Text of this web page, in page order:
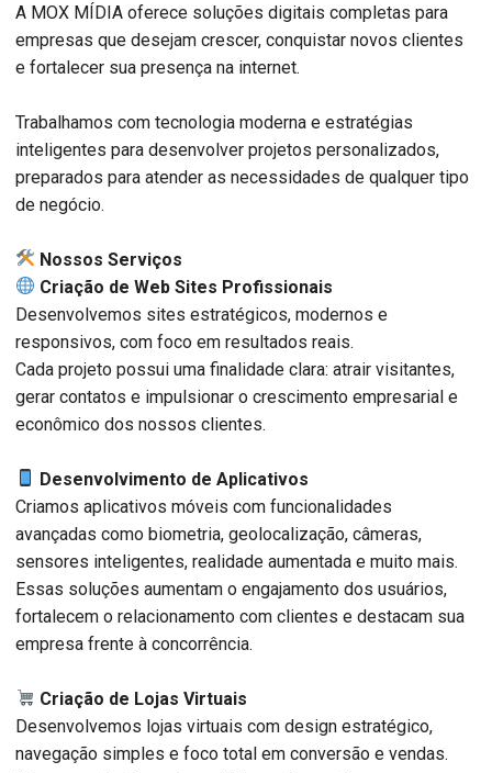
A MOX MÍDIA oferece soluções digitais completas para
empresas que desejam crescer, conquistar novos clientes
e fortalecer sua presença na internet.
Trabalhamos com tecnologia moderna e estratégias
inteligentes para desenvolver projetos personalizados,
preparados para atender as necessidades de qualquer tipo
de negócio.
️ Nossos Serviços
Criação de Web Sites Profissionais
Desenvolvemos sites estratégicos, modernos e
responsivos, com foco em resultados reais.
Cada projeto possui uma finalidade clara: atrair visitantes,
gerar contatos e impulsionar o crescimento empresarial e
econômico dos nossos clientes.
Desenvolvimento de Aplicativos
Criamos aplicativos móveis com funcionalidades
avançadas como biometria, geolocalização, câmeras,
sensores inteligentes, realidade aumentada e muito mais.
Essas soluções aumentam o engajamento dos usuários,
fortalecem o relacionamento com clientes e destacam sua
empresa frente à concorrência.
Criação de Lojas Virtuais
Desenvolvemos lojas virtuais com design estratégico,
navegação simples e foco total em conversão e vendas.